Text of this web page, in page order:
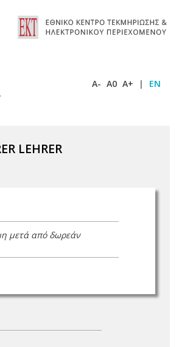
A- A0 A+ | EN
LEHRER
μετά από δωρεάν